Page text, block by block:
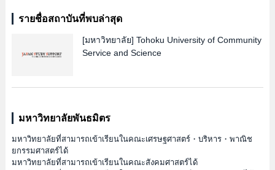
รายชื่อสถาบันที่พบล่าสุด
[มหาวิทยาลัย] Tohoku University of Community
Service and Science
มหาวิทยาลัยพันธมิตร
มหาวิทยาลัยที่สามารถเข้าเรียนในคณะเศรษฐศาสตร์・บริหาร・พาณิช
ยกรรมศาสตร์ได้
มหาวิทยาลัยที่สามารถเข้าเรียนในคณะสังคมศาสตร์ได้